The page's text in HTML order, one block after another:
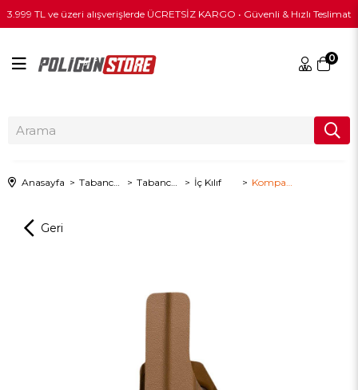
3.999 TL ve üzeri alışverişlerde ÜCRETSİZ KARGO • Güvenli & Hızlı Teslimat
0
Anasayfa İç Kılıf